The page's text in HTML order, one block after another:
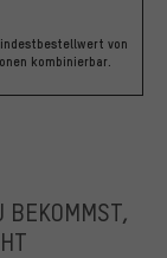
von
kombinierbar.